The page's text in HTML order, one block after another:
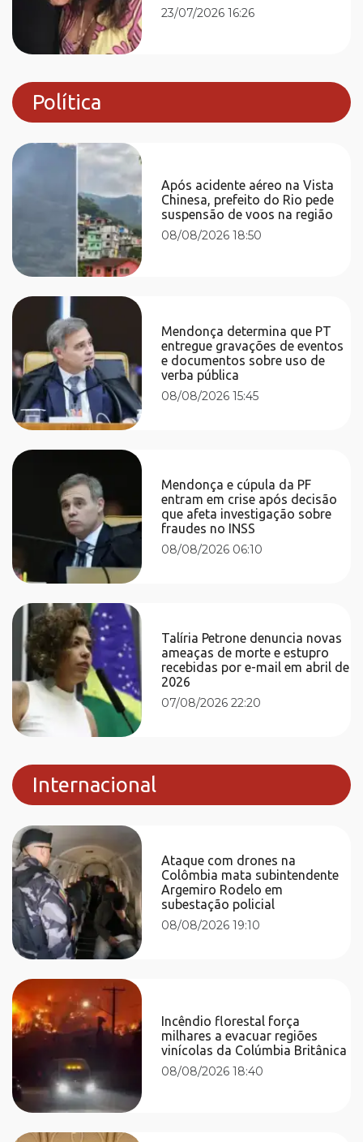
23/07/2026 16:26
Política
Após acidente aéreo na Vista
Chinesa, prefeito do Rio pede
suspensão de voos na região
08/08/2026 18:50
Mendonça determina que PT
entregue gravações de eventos
e documentos sobre uso de
verba pública
08/08/2026 15:45
Mendonça e cúpula da PF
entram em crise após decisão
que afeta investigação sobre
fraudes no INSS
08/08/2026 06:10
Talíria Petrone denuncia novas
ameaças de morte e estupro
recebidas por e-mail em abril de
2026
07/08/2026 22:20
Internacional
Ataque com drones na
Colômbia mata subintendente
Argemiro Rodelo em
subestação policial
08/08/2026 19:10
Incêndio florestal força
milhares a evacuar regiões
vinícolas da Colúmbia Britânica
08/08/2026 18:40